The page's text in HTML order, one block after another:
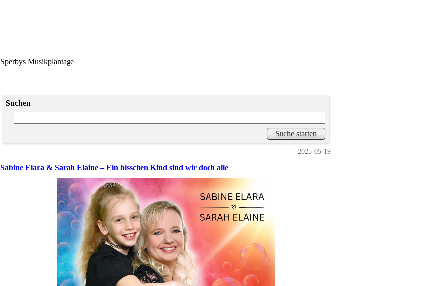
Sperbys Musikplantage
Suchen
2025-05-19
Sabine Elara & Sarah Elaine – Ein bisschen Kind sind wir doch alle